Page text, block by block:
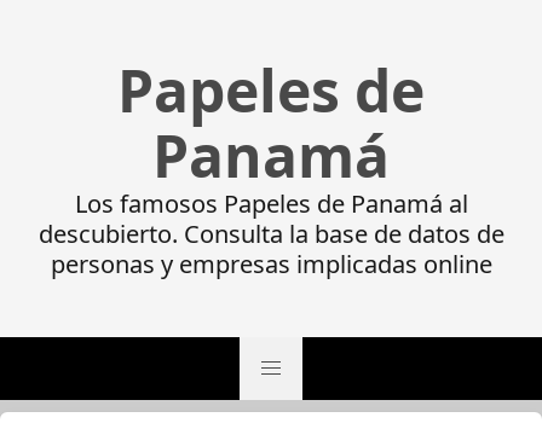
Papeles de
Panamá
Los famosos Papeles de Panamá al
descubierto. Consulta la base de datos de
personas y empresas implicadas online